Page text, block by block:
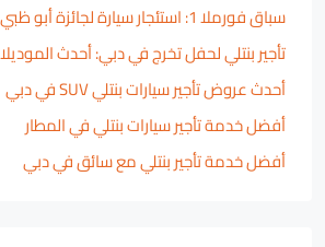
سباق فورملا 1: استئجار سيارة لجائزة أبو ظبي الكبرى (2024)
تأجير بنتلي لحفل تخرج في دبي: أحدث
أحدث عروض تأجير سيارات بنتلي SUV في دبي
أفضل خدمة تأجير سيارات بنتلي في المطار
أفضل خدمة تأجير بنتلي مع سائق في دبي